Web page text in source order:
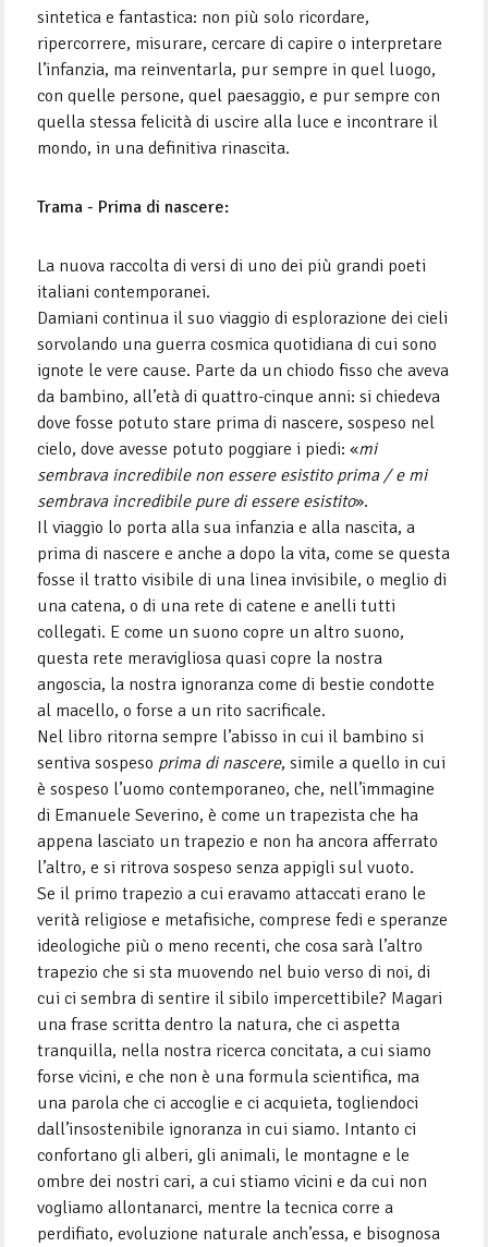
sintetica e fantastica: non più solo ricordare,
ripercorrere, misurare, cercare di capire o interpretare
l’infanzia, ma reinventarla, pur sempre in quel luogo,
con quelle persone, quel paesaggio, e pur sempre con
quella stessa felicità di uscire alla luce e incontrare il
mondo, in una definitiva rinascita.
Trama - Prima di nascere:
La nuova raccolta di versi di uno dei più grandi poeti
italiani contemporanei.
Damiani continua il suo viaggio di esplorazione dei cieli
sorvolando una guerra cosmica quotidiana di cui sono
ignote le vere cause. Parte da un chiodo fisso che aveva
da bambino, all’età di quattro-cinque anni: si chiedeva
dove fosse potuto stare prima di nascere, sospeso nel
cielo, dove avesse potuto poggiare i piedi: «mi
sembrava incredibile non essere esistito prima / e mi
sembrava incredibile pure di essere esistito».
Il viaggio lo porta alla sua infanzia e alla nascita, a
prima di nascere e anche a dopo la vita, come se questa
fosse il tratto visibile di una linea invisibile, o meglio di
una catena, o di una rete di catene e anelli tutti
collegati. E come un suono copre un altro suono,
questa rete meravigliosa quasi copre la nostra
angoscia, la nostra ignoranza come di bestie condotte
al macello, o forse a un rito sacrificale.
Nel libro ritorna sempre l’abisso in cui il bambino si
sentiva sospeso prima di nascere, simile a quello in cui
è sospeso l’uomo contemporaneo, che, nell’immagine
di Emanuele Severino, è come un trapezista che ha
appena lasciato un trapezio e non ha ancora afferrato
l’altro, e si ritrova sospeso senza appigli sul vuoto.
Se il primo trapezio a cui eravamo attaccati erano le
verità religiose e metafisiche, comprese fedi e speranze
ideologiche più o meno recenti, che cosa sarà l’altro
trapezio che si sta muovendo nel buio verso di noi, di
cui ci sembra di sentire il sibilo impercettibile? Magari
una frase scritta dentro la natura, che ci aspetta
tranquilla, nella nostra ricerca concitata, a cui siamo
forse vicini, e che non è una formula scientifica, ma
una parola che ci accoglie e ci acquieta, togliendoci
dall’insostenibile ignoranza in cui siamo. Intanto ci
confortano gli alberi, gli animali, le montagne e le
ombre dei nostri cari, a cui stiamo vicini e da cui non
vogliamo allontanarci, mentre la tecnica corre a
perdifiato, evoluzione naturale anch’essa, e bisognosa